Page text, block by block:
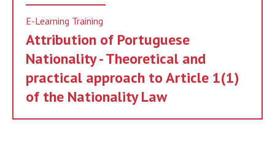
E-Learning Training
Attribution of Portuguese
Nationality - Theoretical and
practical approach to Article 1(1)
of the Nationality Law